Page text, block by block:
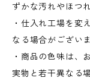
ずかな汚れやほつ
・仕入れ工場を変
なる場合がございま
・商品の色味は、
実物と若干異なる